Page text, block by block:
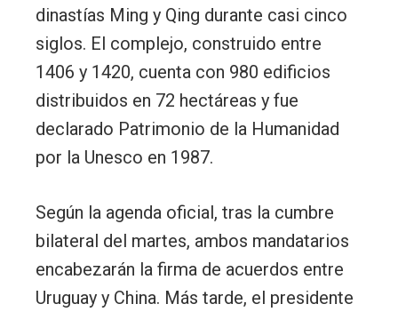
dinastías Ming y Qing durante casi cinco
siglos. El complejo, construido entre
1406 y 1420, cuenta con 980 edificios
distribuidos en 72 hectáreas y fue
declarado Patrimonio de la Humanidad
por la Unesco en 1987.
Según la agenda oficial, tras la cumbre
bilateral del martes, ambos mandatarios
encabezarán la firma de acuerdos entre
Uruguay y China. Más tarde, el presidente